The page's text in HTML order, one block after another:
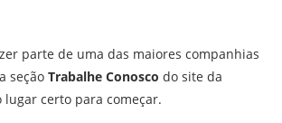
parte de uma das maiores companhias
seção Trabalhe Conosco do site da
lugar certo para começar.